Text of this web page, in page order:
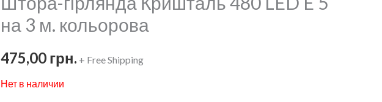
на 3 м. кольорова
475,00 грн. + Free Shipping
Нет в наличии